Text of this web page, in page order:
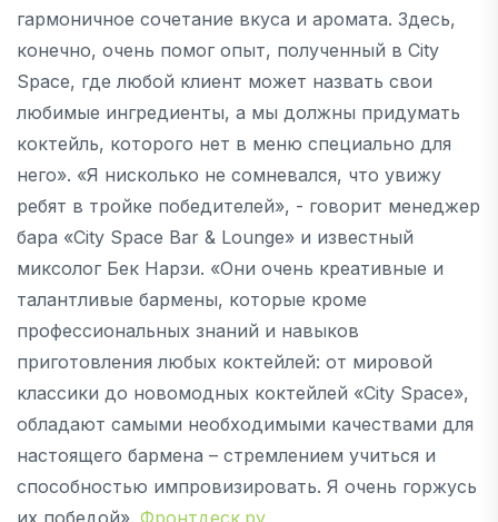
гармоничное сочетание вкуса и аромата. Здесь,
конечно, очень помог опыт, полученный в City
Space, где любой клиент может назвать свои
любимые ингредиенты, а мы должны придумать
коктейль, которого нет в меню специально для
него». «Я нисколько не сомневался, что увижу
ребят в тройке победителей», - говорит менеджер
бара «City Space Bar & Lounge» и известный
миксолог Бек Нарзи. «Они очень креативные и
талантливые бармены, которые кроме
профессиональных знаний и навыков
приготовления любых коктейлей: от мировой
классики до новомодных коктейлей «City Space»,
обладают самыми необходимыми качествами для
настоящего бармена – стремлением учиться и
способностью импровизировать. Я очень горжусь
их победой». Фронтдеск.ру